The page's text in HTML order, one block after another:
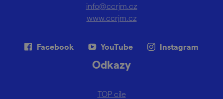
info@ccrjm.cz
www.ccrjm.cz
Facebook YouTube Instagram
Odkazy
TOP cíle